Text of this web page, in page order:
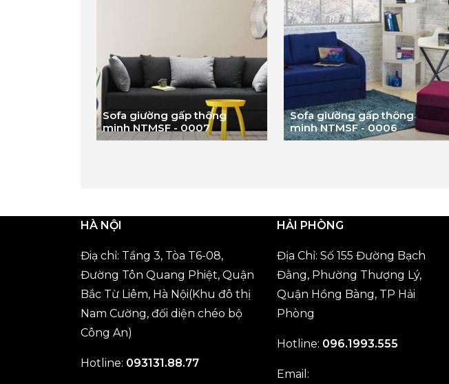
Sofa giường gấp thông
minh NTMSF - 0007
Sofa giường gấp thông
minh NTMSF - 0006
HÀ NỘI
Điạ chỉ: Tầng 3, Tòa T6-08,
Đường Tôn Quang Phiệt, Quận
Bắc Từ Liêm, Hà Nội(Khu đô thị
Nam Cường, đối diện chéo bộ
Công An)
Hotline: 093131.88.77
HẢI PHÒNG
Địa Chỉ: Số 155 Đường Bạch
Đằng, Phường Thượng Lý,
Quận Hồng Bàng, TP Hải
Phòng
Hotline: 096.1993.555
Email: